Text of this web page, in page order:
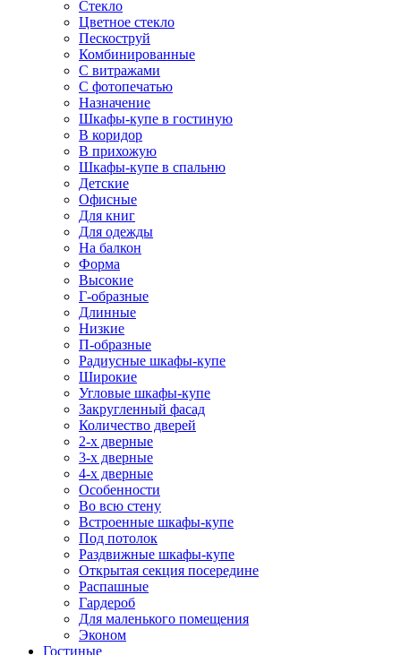
Стекло
Цветное стекло
Пескоструй
Комбинированные
С витражами
С фотопечатью
Назначение
Шкафы-купе в гостиную
В коридор
В прихожую
Шкафы-купе в спальню
Детские
Офисные
Для книг
Для одежды
На балкон
Форма
Высокие
Г-образные
Длинные
Низкие
П-образные
Радиусные шкафы-купе
Широкие
Угловые шкафы-купе
Закругленный фасад
Количество дверей
2-х дверные
3-х дверные
4-х дверные
Особенности
Во всю стену
Встроенные шкафы-купе
Под потолок
Раздвижные шкафы-купе
Открытая секция посередине
Распашные
Гардероб
Для маленького помещения
Эконом
Гостиные